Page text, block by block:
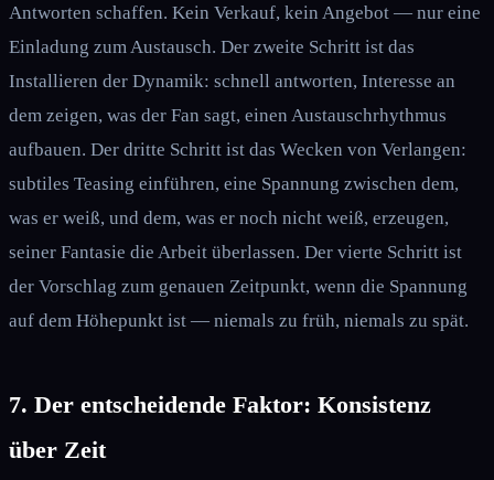
Antworten schaffen. Kein Verkauf, kein Angebot — nur eine
Einladung zum Austausch. Der zweite Schritt ist das
Installieren der Dynamik: schnell antworten, Interesse an
dem zeigen, was der Fan sagt, einen Austauschrhythmus
aufbauen. Der dritte Schritt ist das Wecken von Verlangen:
subtiles Teasing einführen, eine Spannung zwischen dem,
was er weiß, und dem, was er noch nicht weiß, erzeugen,
seiner Fantasie die Arbeit überlassen. Der vierte Schritt ist
der Vorschlag zum genauen Zeitpunkt, wenn die Spannung
auf dem Höhepunkt ist — niemals zu früh, niemals zu spät.
7. Der entscheidende Faktor: Konsistenz
über Zeit